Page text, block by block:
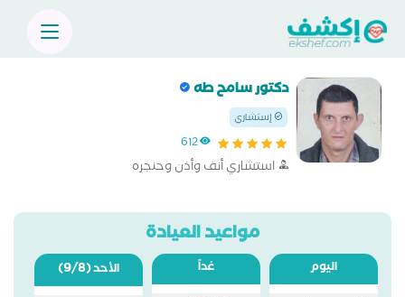
دكتور سامح طه
إستشاري
612
استشاري أنف وأذن وحنجره
مواعيد العيادة
اليوم
غداً
الأحد(9/8)